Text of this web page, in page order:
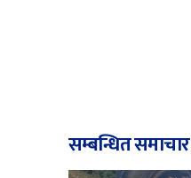
सम्बन्धित समाचार